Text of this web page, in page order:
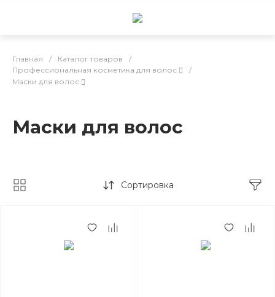
Главная / Каталог товаров
/
Профессиональная косметика для волос
/
Маски для волос
Маски для волос
Сортировка